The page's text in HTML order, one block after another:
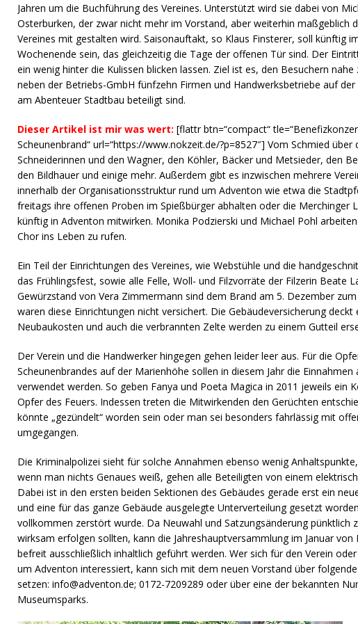
Jahren um die Buchführung des Vereines. Unterstützt wird sie dabei von
Osterburken, der zwar nicht mehr im Vorstand, aber weiterhin maßgeblich
Vereines mit gestalten wird. Saisonauftakt, so Klaus Finsterer, soll künftig
Wochenende sein, das gleichzeitig die Tage der offenen Tür sind. Der
ein wenig hinter die Kulissen blicken lassen. Ziel ist es, den Besuchern nahe
neben der Betriebs-GmbH fünfzehn Firmen und Handwerksbetriebe auf
am Abenteuer Stadtbau beteiligt sind.
Dieser Artikel ist mir was wert: [flattr btn=“compact“
Scheunenbrand“ url=“https://www.nokzeit.de/?p=8527″] Vom Schmied über
Schneiderinnen und den Wagner, den Köhler, Bäcker und Metsieder, den
den Bildhauer und einige mehr. Außerdem gibt es inzwischen mehrere
innerhalb der Organisationsstruktur rund um Adventon wie etwa die
freitags ihre offenen Proben im Spießbürger abhalten oder die Merchinger
künftig in Adventon mitwirken. Monika Podzierski und Michael Pohl
Chor ins Leben zu rufen.
Ein Teil der Einrichtungen des Vereines, wie Webstühle und die
das Frühlingsfest, sowie alle Felle, Woll- und Filzvorräte der Filzerin Beate
Gewürzstand von Vera Zimmermann sind dem Brand am 5. Dezember
waren diese Einrichtungen nicht versichert. Die Gebäudeversicherung deckt
Neubaukosten und auch die verbrannten Zelte werden zu einem Gutteil
Der Verein und die Handwerker hingegen gehen leider leer aus. Für die
Scheunenbrandes auf der Marienhöhe sollen in diesem Jahr die Einnahmen
verwendet werden. So geben Fanya und Poeta Magica in 2011 jeweils ein
Opfer des Feuers. Indessen treten die Mitwirkenden den Gerüchten
könnte „gezündelt“ worden sein oder man sei besonders fahrlässig mit
umgegangen.
Die Kriminalpolizei sieht für solche Annahmen ebenso wenig
wenn man nichts Genaues weiß, gehen alle Beteiligten von einem
Dabei ist in den ersten beiden Sektionen des Gebäudes gerade erst ein
und eine für das ganze Gebäude ausgelegte Unterverteilung gesetzt
vollkommen zerstört wurde. Da Neuwahl und Satzungsänderung pünktlich
wirksam erfolgen sollten, kann die Jahreshauptversammlung im Januar von
befreit ausschließlich inhaltlich geführt werden. Wer sich für den Verein
um Adventon interessiert, kann sich mit dem neuen Vorstand über
setzen: info@adventon.de; 0172-7209289 oder über eine der bekannten
Museumsparks.